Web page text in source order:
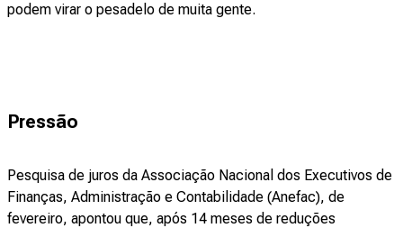
podem virar o pesadelo de muita gente.
Pressão
Pesquisa de juros da Associação Nacional dos Executivos de
Finanças, Administração e Contabilidade (Anefac), de
fevereiro, apontou que, após 14 meses de reduções